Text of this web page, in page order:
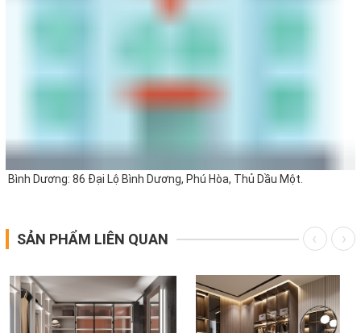
Bình Dương: 86 Đại Lộ Bình Dương, Phú Hòa, Thủ Dầu Một.
SẢN PHẨM LIÊN QUAN